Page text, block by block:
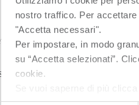
nostro traffico. Per
"Accetta necessari".
Per impostare, in modo
su “Accetta selezionati”.
cookie.
brisè